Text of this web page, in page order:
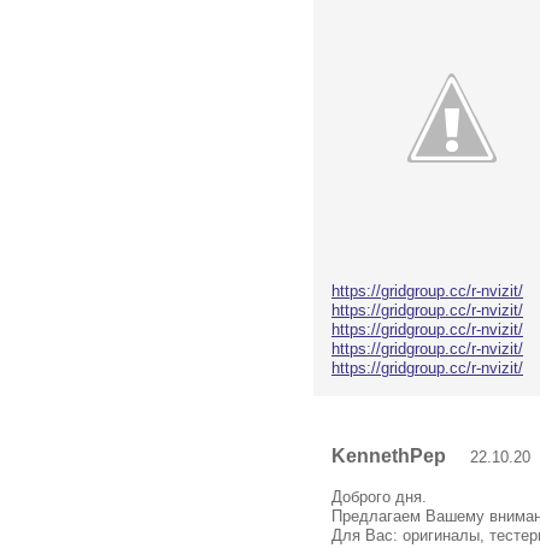
https://gridgroup.cc/r-nvizit/
https://gridgroup.cc/r-nvizit/
https://gridgroup.cc/r-nvizit/
https://gridgroup.cc/r-nvizit/
https://gridgroup.cc/r-nvizit/
KennethPep 22.10.20
Доброго дня.
Предлагаем Вашему
Для Вас: оригиналы,